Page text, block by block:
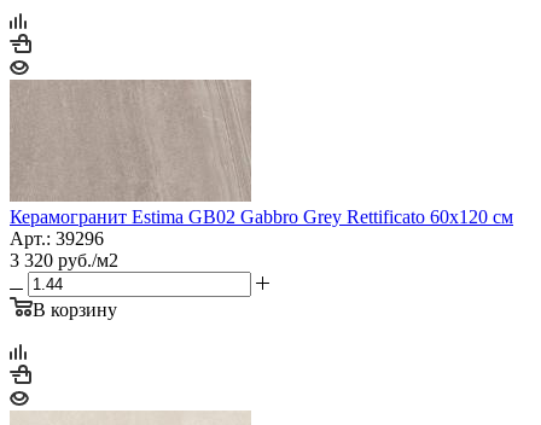
Керамогранит Estima GB02 Gabbro Grey Rettificato 60x120 см
Арт.: 39296
3 320 руб./м2
В корзину